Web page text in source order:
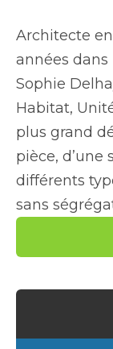
Architecte
années dans
Sophie
Habitat,
plus grand
pièce, d’une
différents
sans